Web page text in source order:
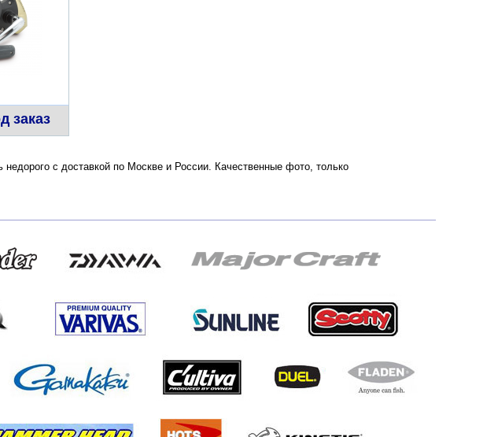
заказ
недорого с доставкой по Москве и России. Качественные фото, только